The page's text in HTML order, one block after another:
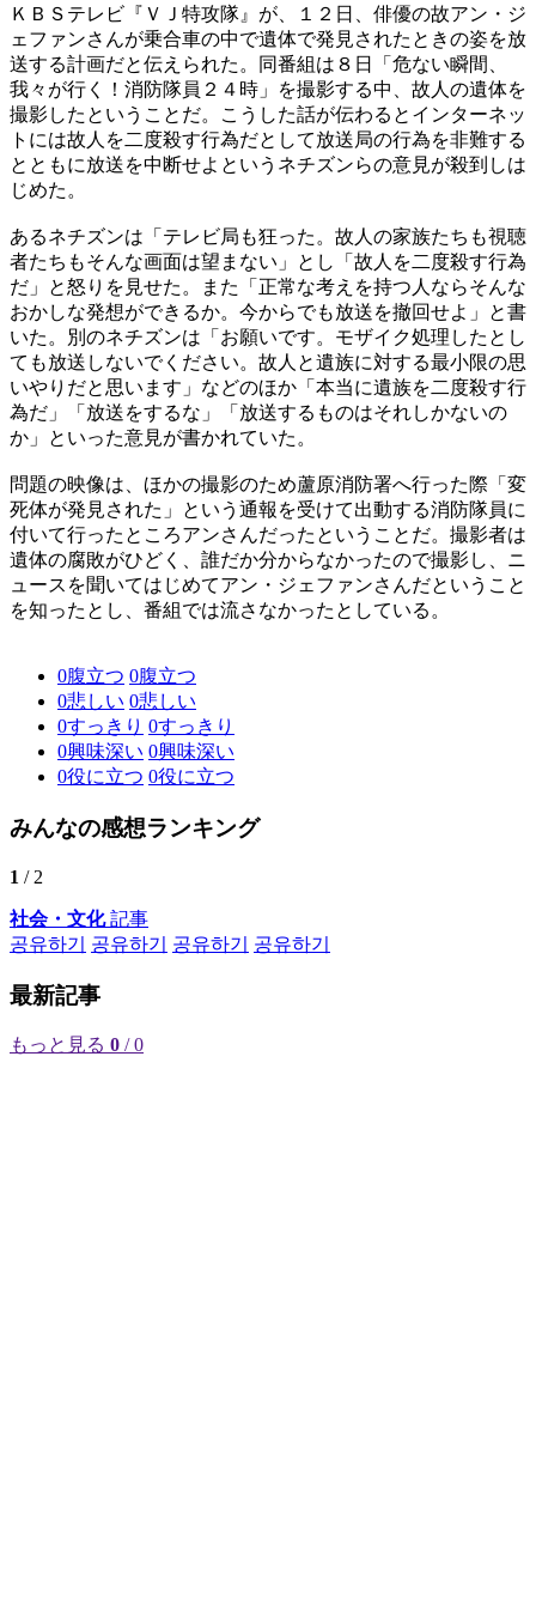
ＫＢＳテレビ『ＶＪ特攻隊』が、１２日、俳優の故アン・ジ
ェファンさんが乗合車の中で遺体で発見されたときの姿を放
送する計画だと伝えられた。同番組は８日「危ない瞬間、
我々が行く！消防隊員２４時」を撮影する中、故人の遺体を
撮影したということだ。こうした話が伝わるとインターネッ
トには故人を二度殺す行為だとして放送局の行為を非難する
とともに放送を中断せよというネチズンらの意見が殺到しは
じめた。
あるネチズンは「テレビ局も狂った。故人の家族たちも視聴
者たちもそんな画面は望まない」とし「故人を二度殺す行為
だ」と怒りを見せた。また「正常な考えを持つ人ならそんな
おかしな発想ができるか。今からでも放送を撤回せよ」と書
いた。別のネチズンは「お願いです。モザイク処理したとし
ても放送しないでください。故人と遺族に対する最小限の思
いやりだと思います」などのほか「本当に遺族を二度殺す行
為だ」「放送をするな」「放送するものはそれしかないの
か」といった意見が書かれていた。
問題の映像は、ほかの撮影のため蘆原消防署へ行った際「変
死体が発見された」という通報を受けて出動する消防隊員に
付いて行ったところアンさんだったということだ。撮影者は
遺体の腐敗がひどく、誰だか分からなかったので撮影し、ニ
ュースを聞いてはじめてアン・ジェファンさんだということ
を知ったとし、番組では流さなかったとしている。
0腹立つ 0腹立つ
0悲しい 0悲しい
0すっきり 0すっきり
0興味深い 0興味深い
0役に立つ 0役に立つ
みんなの感想ランキング
1 / 2
社会・文化記事
공유하기
공유하기 공유하기 공유하기
最新記事
もっと見る 0 / 0